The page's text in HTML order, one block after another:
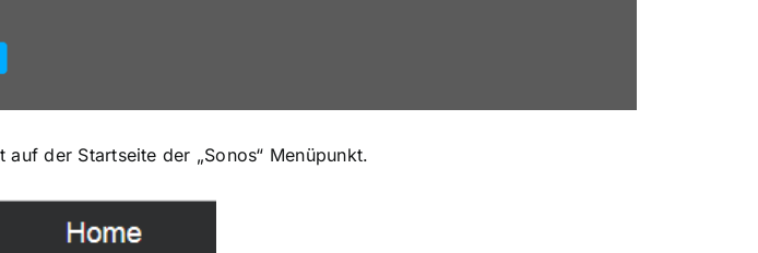
der Startseite der „Sonos“ Menüpunkt.